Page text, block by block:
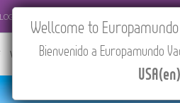
WHERE TO BUY FEATURED ABOUT
Wellcome to
Bienvenido a Europamundo
USA(en)